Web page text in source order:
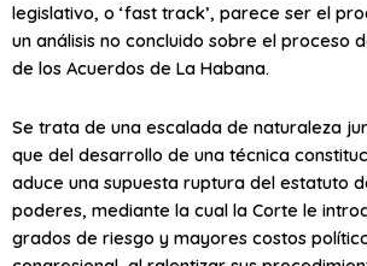
legislativo, o ‘fast track’, parece ser el
un análisis no concluido sobre el proceso
de los Acuerdos de La Habana.
Se trata de una escalada de naturaleza
que del desarrollo de una técnica
aduce una supuesta ruptura del estatuto
poderes, mediante la cual la Corte le
grados de riesgo y mayores costos